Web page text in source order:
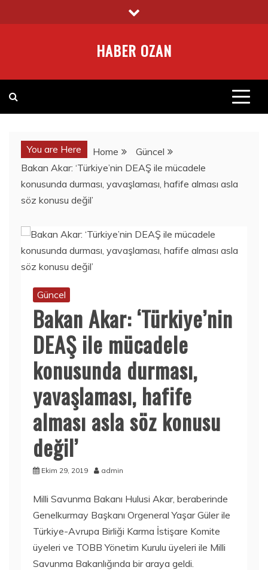
to
HABER OZAN
You are Here Home
Güncel
Bakan Akar: ‘Türkiye’nin DEAŞ ile mücadele
konusunda durması, yavaşlaması, hafife alması asla
söz konusu değil’
Güncel
Bakan Akar: ‘Türkiye’nin
DEAŞ ile mücadele
konusunda durması,
yavaşlaması, hafife
alması asla söz konusu
değil’
Ekim 29, 2019 admin
Milli Savunma Bakanı Hulusi Akar, beraberinde
Genelkurmay Başkanı Orgeneral Yaşar Güler ile
Türkiye-Avrupa Birliği Karma İstişare Komite
üyeleri ve TOBB Yönetim Kurulu üyeleri ile Milli
Savunma Bakanlığında bir araya geldi.